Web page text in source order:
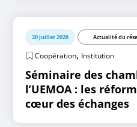
30 juillet 2026 Actualité du
Coopération, Institution
Séminaire des
l’UEMOA : les
cœur des échanges